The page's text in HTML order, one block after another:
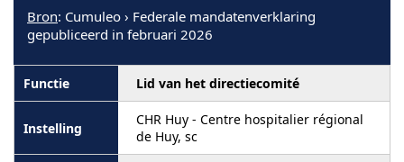
Bron: Cumuleo › Federale mandatenverklaring
gepubliceerd in februari 2026
Lid van het directiecomité
CHR Huy - Centre hospitalier régional
de Huy, sc